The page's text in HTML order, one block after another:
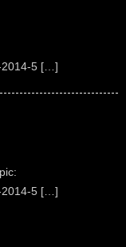
2014-5 […]
2014-5 […]